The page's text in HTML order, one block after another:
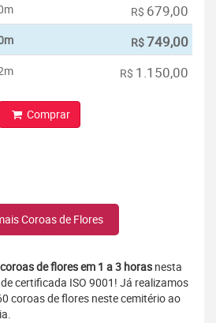
R$ 679,00
R$749,00
R$ 1.150,00
Comprar
Coroas de Flores
coroas de flores em 1 a 3 horas nesta
certificada ISO 9001! Já realizamos
coroas de flores neste cemitério ao